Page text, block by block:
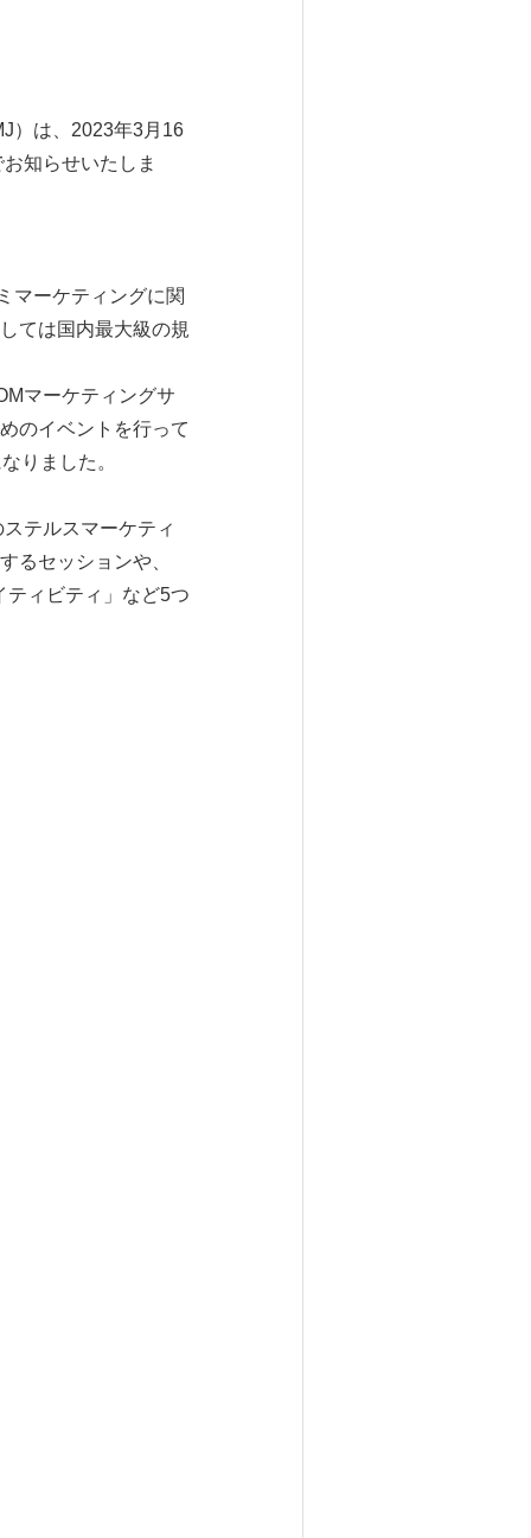
）は、2023年3月16
知らせいたしま
マーケティングに関
ては国内最大級の規
マーケティングサ
のイベントを行って
りました。
テルスマーケティ
るセッションや、
ティビティ」など5つ